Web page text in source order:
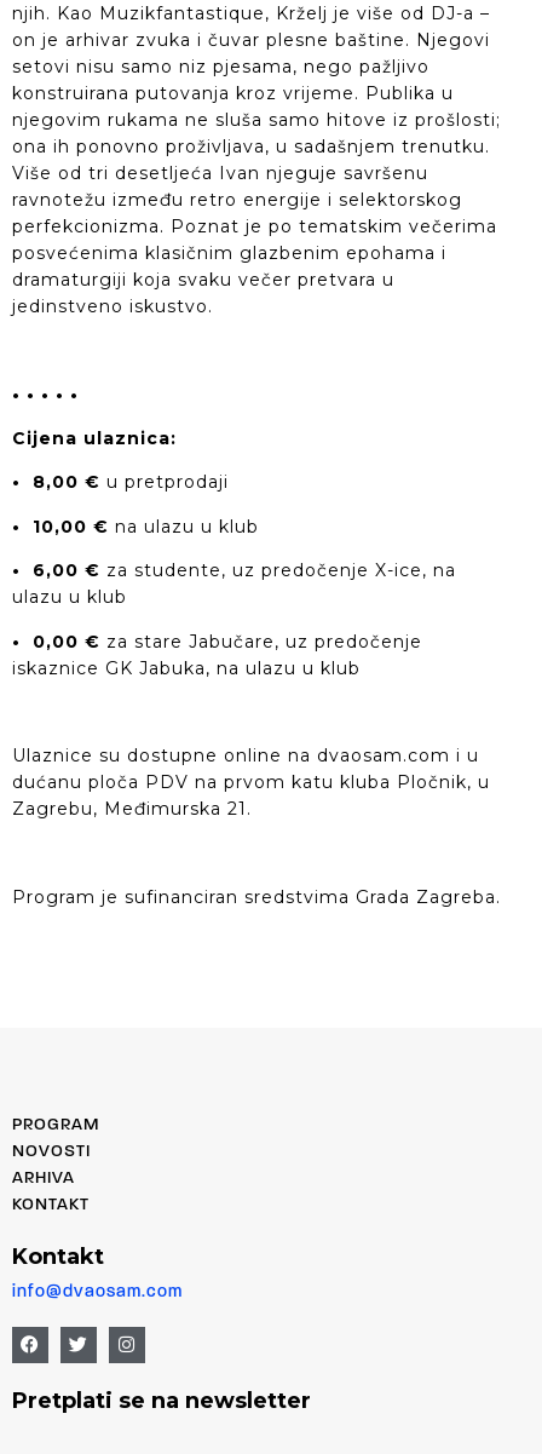
njih. Kao Muzikfantastique, Krželj je više od DJ-a –
on je arhivar zvuka i čuvar plesne baštine. Njegovi
setovi nisu samo niz pjesama, nego pažljivo
konstruirana putovanja kroz vrijeme. Publika u
njegovim rukama ne sluša samo hitove iz prošlosti;
ona ih ponovno proživljava, u sadašnjem trenutku.
Više od tri desetljeća Ivan njeguje savršenu
ravnotežu između retro energije i selektorskog
perfekcionizma. Poznat je po tematskim večerima
posvećenima klasičnim glazbenim epohama i
dramaturgiji koja svaku večer pretvara u
jedinstveno iskustvo.
• • • • •
Cijena ulaznica:
• 8,00 € u pretprodaji
• 10,00 € na ulazu u klub
• 6,00 € za studente, uz predočenje X-ice, na
ulazu u klub
• 0,00 € za stare Jabučare, uz predočenje
iskaznice GK Jabuka, na ulazu u klub
Ulaznice su dostupne online na dvaosam.com i u
dućanu ploča PDV na prvom katu kluba Pločnik, u
Zagrebu, Međimurska 21.
Program je sufinanciran sredstvima Grada Zagreba.
PROGRAM
NOVOSTI
ARHIVA
KONTAKT
Kontakt
info@dvaosam.com
Pretplati se na newsletter